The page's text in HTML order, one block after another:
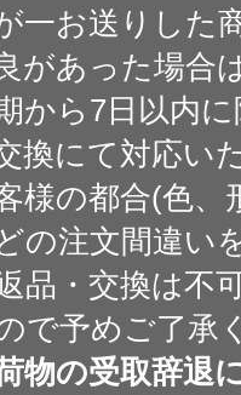
一お送りした
があった場合
から7日以内
換にて対応い
様の都合(色、
の注文間違い
品・交換は不
で予めご了承
物の受取辞退